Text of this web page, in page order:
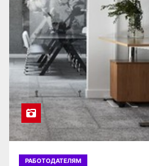
РАБОТОДАТЕЛЯМ